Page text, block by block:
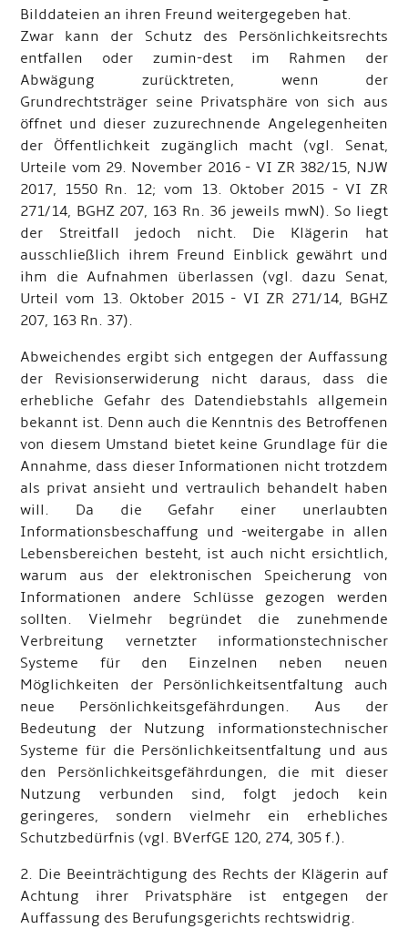
Bilddateien an ihren Freund weitergegeben hat.
Zwar kann der Schutz des Persönlichkeitsrechts
entfallen oder zumin-dest im Rahmen der
Abwägung zurücktreten, wenn der
Grundrechtsträger seine Privatsphäre von sich aus
öffnet und dieser zuzurechnende Angelegenheiten
der Öffentlichkeit zugänglich macht (vgl. Senat,
Urteile vom 29. November 2016 - VI ZR 382/15, NJW
2017, 1550 Rn. 12; vom 13. Oktober 2015 - VI ZR
271/14, BGHZ 207, 163 Rn. 36 jeweils mwN). So liegt
der Streitfall jedoch nicht. Die Klägerin hat
ausschließlich ihrem Freund Einblick gewährt und
ihm die Aufnahmen überlassen (vgl. dazu Senat,
Urteil vom 13. Oktober 2015 - VI ZR 271/14, BGHZ
207, 163 Rn. 37).
Abweichendes ergibt sich entgegen der Auffassung
der Revisionserwiderung nicht daraus, dass die
erhebliche Gefahr des Datendiebstahls allgemein
bekannt ist. Denn auch die Kenntnis des Betroffenen
von diesem Umstand bietet keine Grundlage für die
Annahme, dass dieser Informationen nicht trotzdem
als privat ansieht und vertraulich behandelt haben
will. Da die Gefahr einer unerlaubten
Informationsbeschaffung und -weitergabe in allen
Lebensbereichen besteht, ist auch nicht ersichtlich,
warum aus der elektronischen Speicherung von
Informationen andere Schlüsse gezogen werden
sollten. Vielmehr begründet die zunehmende
Verbreitung vernetzter informationstechnischer
Systeme für den Einzelnen neben neuen
Möglichkeiten der Persönlichkeitsentfaltung auch
neue Persönlichkeitsgefährdungen. Aus der
Bedeutung der Nutzung informationstechnischer
Systeme für die Persönlichkeitsentfaltung und aus
den Persönlichkeitsgefährdungen, die mit dieser
Nutzung verbunden sind, folgt jedoch kein
geringeres, sondern vielmehr ein erhebliches
Schutzbedürfnis (vgl. BVerfGE 120, 274, 305 f.).
2. Die Beeinträchtigung des Rechts der Klägerin auf
Achtung ihrer Privatsphäre ist entgegen der
Auffassung des Berufungsgerichts rechtswidrig.